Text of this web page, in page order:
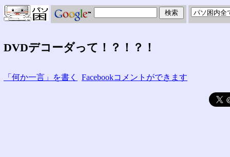
DVDデコーダって！？！？！
「何か一言」を書く Facebookコメントができます